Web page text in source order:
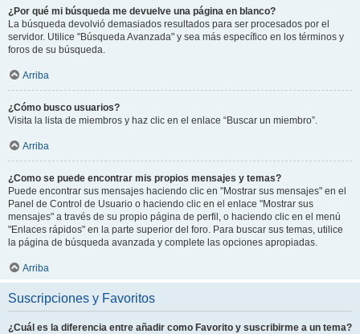
¿Por qué mi búsqueda me devuelve una página en blanco?
La búsqueda devolvió demasiados resultados para ser procesados por el
servidor. Utilice "Búsqueda Avanzada" y sea más específico en los términos y
foros de su búsqueda.
Arriba
¿Cómo busco usuarios?
Visita la lista de miembros y haz clic en el enlace “Buscar un miembro”.
Arriba
¿Como se puede encontrar mis propios mensajes y temas?
Puede encontrar sus mensajes haciendo clic en "Mostrar sus mensajes" en el
Panel de Control de Usuario o haciendo clic en el enlace "Mostrar sus
mensajes" a través de su propio página de perfil, o haciendo clic en el menú
"Enlaces rápidos" en la parte superior del foro. Para buscar sus temas, utilice
la página de búsqueda avanzada y complete las opciones apropiadas.
Arriba
Suscripciones y Favoritos
¿Cuál es la diferencia entre añadir como Favorito y suscribirme a un tema?